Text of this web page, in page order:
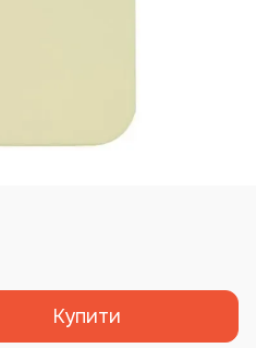
Купити